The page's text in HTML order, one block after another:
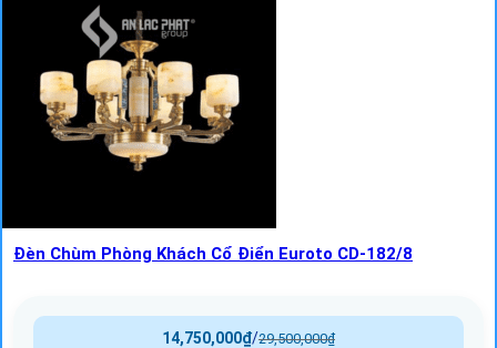
Đèn Chùm Phòng Khách Cổ Điển Euroto CD-182/8
29,500,000₫
/
14,750,000₫